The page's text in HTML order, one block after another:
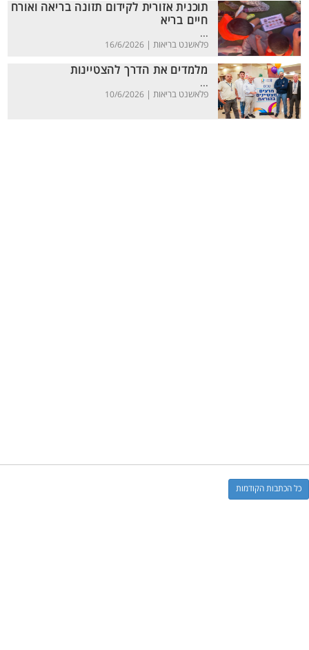
תוכנית אזורית לקידום תזונה בריאה ואורח
חיים בריא
...
פלאשנט בריאות | 16/6/2026
מלמדים את הדרך להצטיינות
...
פלאשנט בריאות | 10/6/2026
כל הכתבות הקודמות